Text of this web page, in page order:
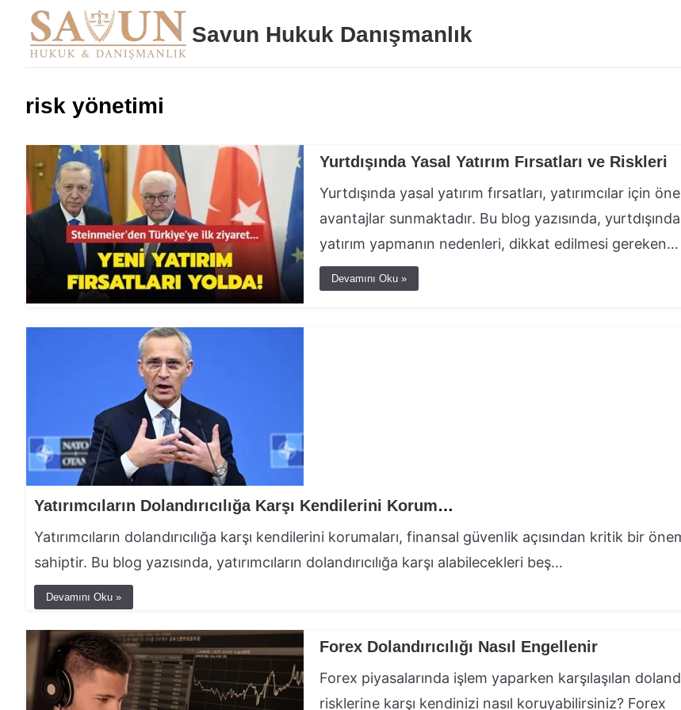
Savun Hukuk Danışmanlık
risk yönetimi
Yurtdışında Yasal Yatırım Fırsatları ve Riskleri
Yurtdışında yasal yatırım fırsatları, yatırımcılar için
avantajlar sunmaktadır. Bu blog yazısında,
yatırım yapmanın nedenleri, dikkat edilmesi gereken…
Devamını Oku »
Yatırımcıların Dolandırıcılığa Karşı Kendilerini Korumaları
Yatırımcıların dolandırıcılığa karşı kendilerini korumaları, finansal güvenlik açısından kritik bir
sahiptir. Bu blog yazısında, yatırımcıların dolandırıcılığa karşı alabilecekleri beş…
Devamını Oku »
Forex Dolandırıcılığı Nasıl Engellenir
Forex piyasalarında işlem yaparken karşılaşılan
risklerine karşı kendinizi nasıl koruyabilirsiniz? Forex